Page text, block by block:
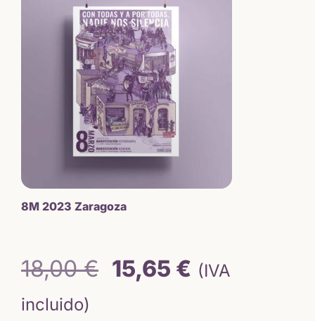
8M 2023 Zaragoza
18,00€ El
15,65 € El
(IVA
incluido)